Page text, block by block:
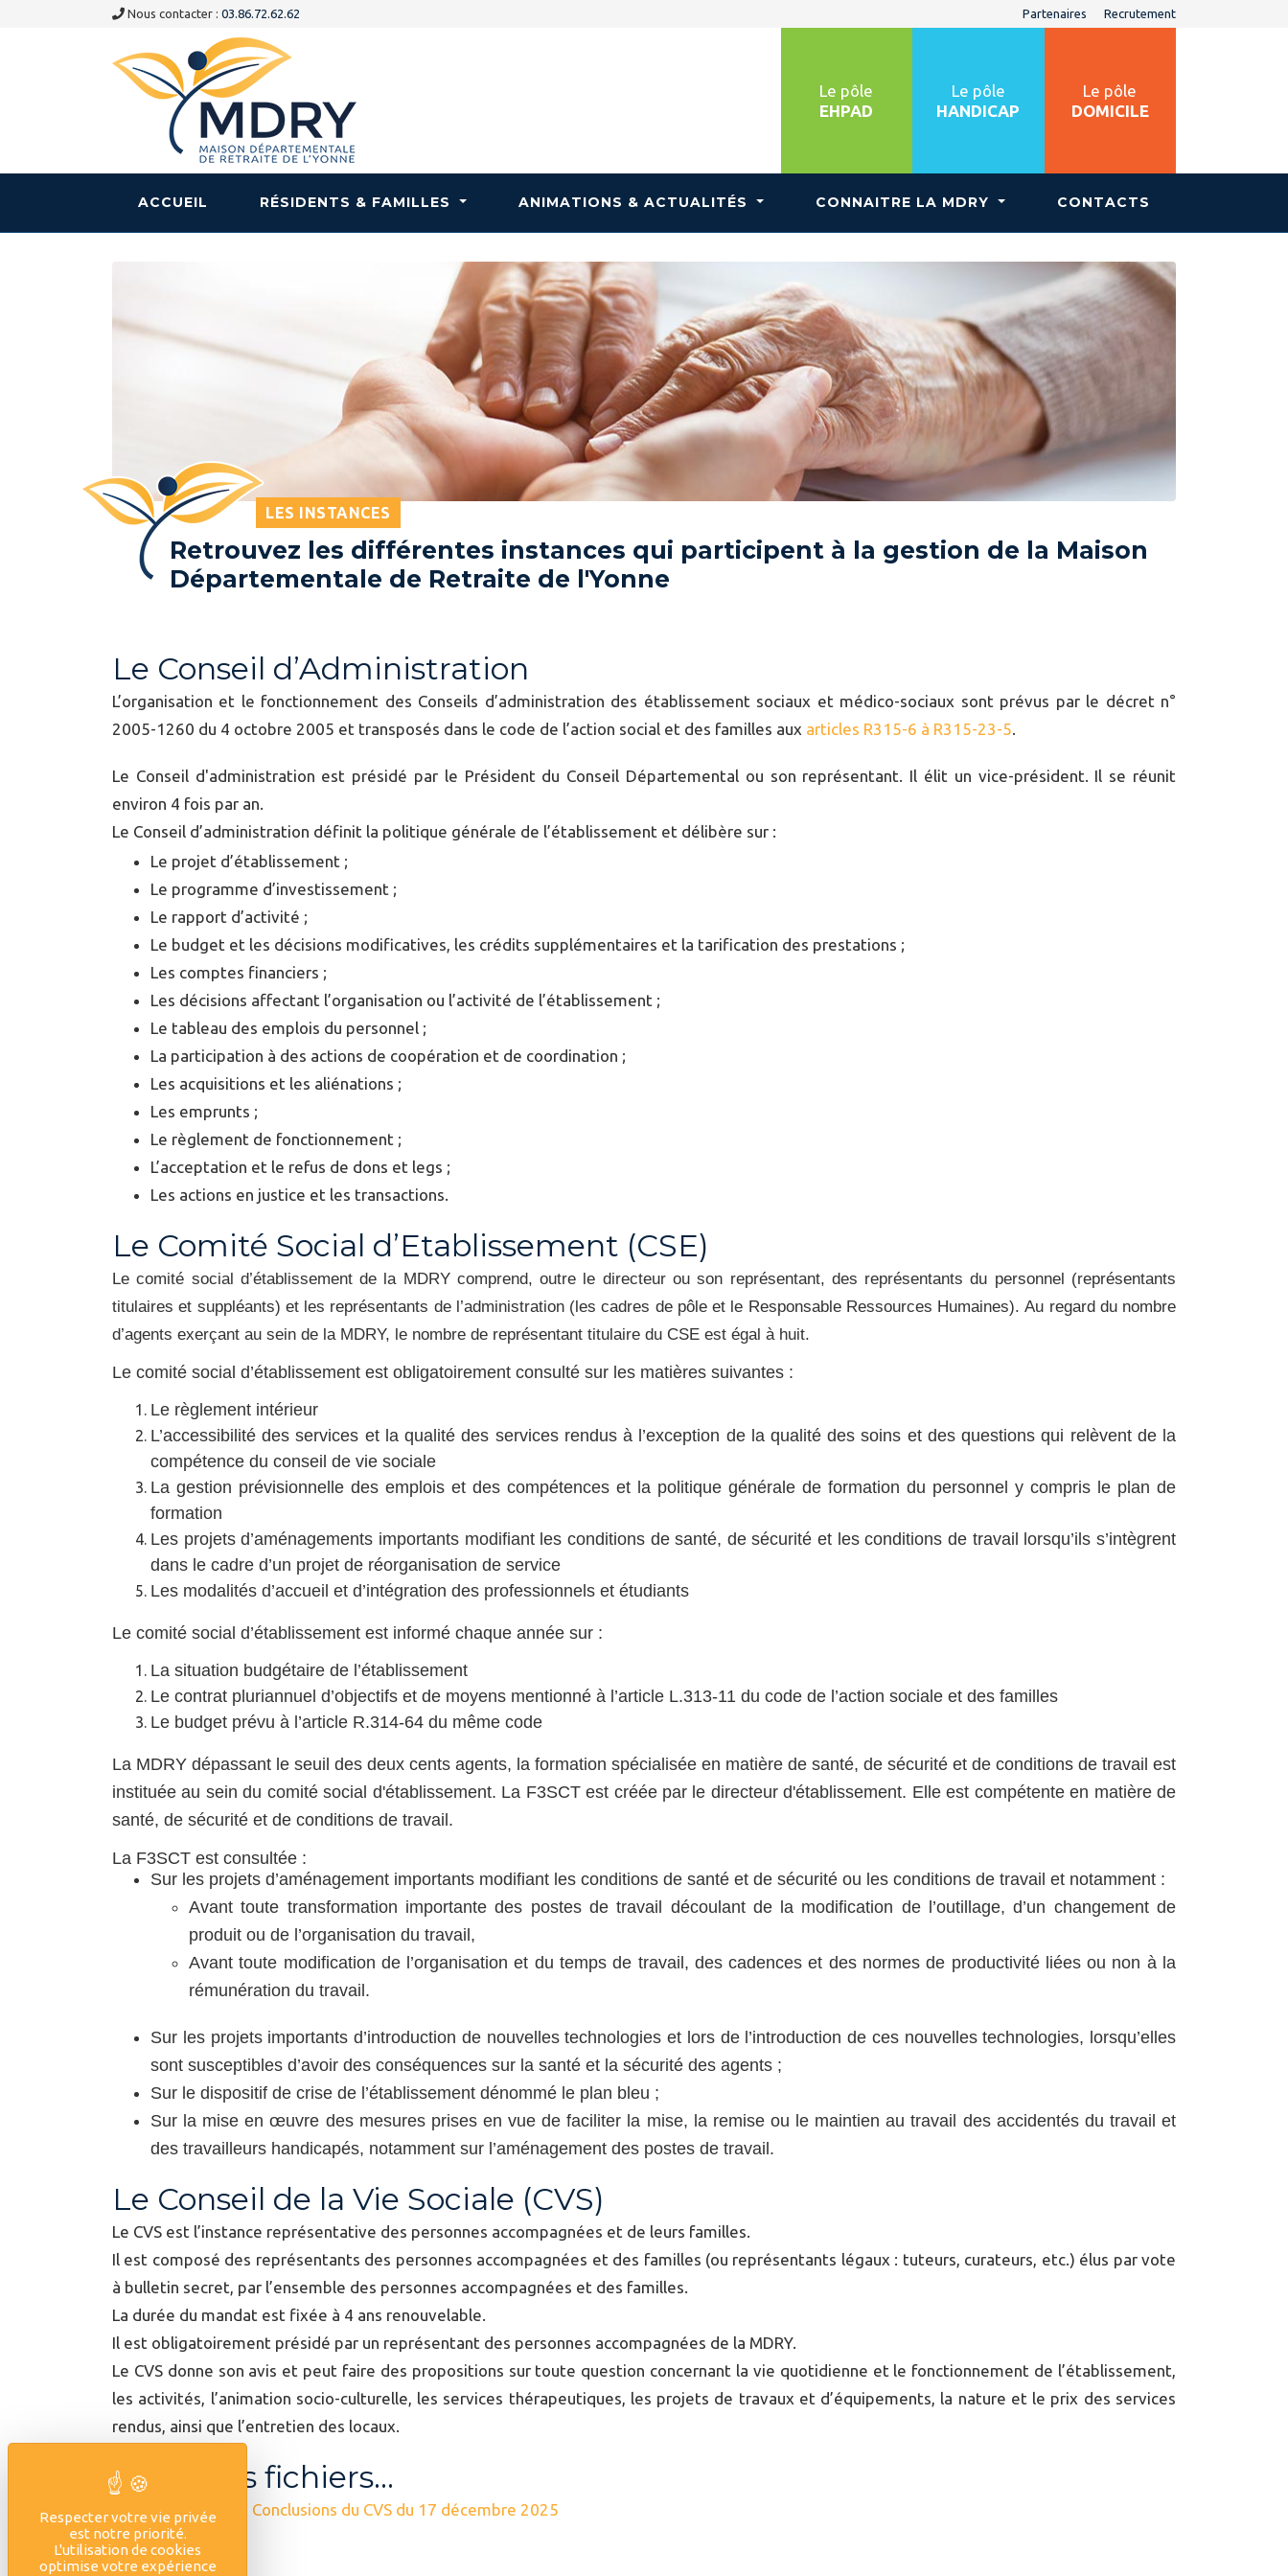
Nous contacter : 03.86.72.62.62 Partenaires Recrutement
Le pôle
EHPAD
Le pôle
HANDICAP
Le pôle
DOMICILE
ACCUEIL RÉSIDENTS & FAMILLES ANIMATIONS & ACTUALITÉS CONNAITRE LA MDRY CONTACTS
LES INSTANCES
Retrouvez les différentes instances qui participent à la gestion de la Maison
Départementale de Retraite de l'Yonne
Le Conseil d’Administration
L’organisation et le fonctionnement des Conseils d’administration des établissement sociaux et médico-sociaux sont prévus par le décret n°
2005-1260 du 4 octobre 2005 et transposés dans le code de l’action social et des familles aux articles R315-6 à R315-23-5.
Le Conseil d'administration est présidé par le Président du Conseil Départemental ou son représentant. Il élit un vice-président. Il se réunit
environ 4 fois par an.
Le Conseil d’administration définit la politique générale de l’établissement et délibère sur :
Le projet d’établissement ;
Le programme d’investissement ;
Le rapport d’activité ;
Le budget et les décisions modificatives, les crédits supplémentaires et la tarification des prestations ;
Les comptes financiers ;
Les décisions affectant l’organisation ou l’activité de l’établissement ;
Le tableau des emplois du personnel ;
La participation à des actions de coopération et de coordination ;
Les acquisitions et les aliénations ;
Les emprunts ;
Le règlement de fonctionnement ;
L’acceptation et le refus de dons et legs ;
Les actions en justice et les transactions.
Le Comité Social d’Etablissement (CSE)
Le comité social d’établissement de la MDRY comprend, outre le directeur ou son représentant, des représentants du personnel (représentants
titulaires et suppléants) et les représentants de l’administration (les cadres de pôle et le Responsable Ressources Humaines).Au regard du nombre
d’agents exerçant au sein de la MDRY, le nombre de représentant titulaire du CSE est égal à huit.
Le comité social d’établissement est obligatoirement consulté sur les matières suivantes :
Le règlement intérieur
L’accessibilité des services et la qualité des services rendus à l’exception de la qualité des soins et des questions qui relèvent de la
compétence du conseil de vie sociale
La gestion prévisionnelle des emplois et des compétences et la politique générale de formation du personnel y compris le plan de
formation
Les projets d’aménagements importants modifiant les conditions de santé, de sécurité et les conditions de travail lorsqu’ils s’intègrent
dans le cadre d’un projet de réorganisation de service
Les modalités d’accueil et d’intégration des professionnels et étudiants
Le comité social d’établissement est informé chaque année sur :
La situation budgétaire de l’établissement
Le contrat pluriannuel d’objectifs et de moyens mentionné à l’article L.313-11 du code de l’action sociale et des familles
Le budget prévu à l’article R.314-64 du même code
La MDRY dépassant le seuil des deux cents agents, la formation spécialisée en matière de santé, de sécurité et de conditions de travail est
instituée au sein du comité social d'établissement. La F3SCT est créée par le directeur d'établissement. Elle est compétente en matière de
santé, de sécurité et de conditions de travail.
La F3SCT est consultée :
Sur les projets d’aménagement importants modifiant les conditions de santé et de sécurité ou les conditions de travail et notamment :
Avant toute transformation importante des postes de travail découlant de la modification de l’outillage, d’un changement de
produit ou de l’organisation du travail,
Avant toute modification de l’organisation et du temps de travail, des cadences et des normes de productivité liées ou non à la
rémunération du travail.
Sur les projets importants d’introduction de nouvelles technologies et lors de l’introduction de ces nouvelles technologies, lorsqu’elles
sont susceptibles d’avoir des conséquences sur la santé et la sécurité des agents ;
Sur le dispositif de crise de l’établissement dénommé le plan bleu ;
Sur la mise en œuvre des mesures prises en vue de faciliter la mise, la remise ou le maintien au travail des accidentés du travail et
des travailleurs handicapés, notamment sur l’aménagement des postes de travail.
Le Conseil de la Vie Sociale (CVS)
Le CVS est l’instance représentative des personnes accompagnées et de leurs familles.
Il est composé des représentants des personnes accompagnées et des familles (ou représentants légaux : tuteurs, curateurs, etc.) élus par vote
à bulletin secret, par l’ensemble des personnes accompagnées et des familles.
La durée du mandat est fixée à 4 ans renouvelable.
Il est obligatoirement présidé par un représentant des personnes accompagnées de la MDRY.
Le CVS donne son avis et peut faire des propositions sur toute question concernant la vie quotidienne et le fonctionnement de l’établissement,
les activités, l’animation socio-culturelle, les services thérapeutiques, les projets de travaux et d’équipements, la nature et le prix des services
rendus, ainsi que l’entretien des locaux.
Quelques fichiers...
Relevé de Conclusions du CVS du 17 décembre 2025
Panneau de gestion des cookies
Respecter votre vie privée
est notre priorité.
L'utilisation de cookies
optimise votre expérience